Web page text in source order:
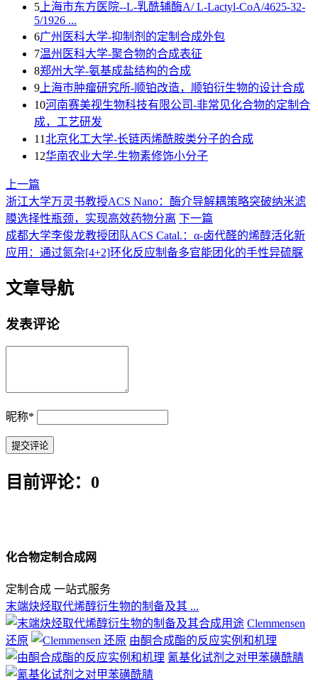
5 上海市东方医院--L-乳酰辅酶A/ L-Lactyl-CoA/4625-32-
5/1926 ...
6广州医科大学-抑制剂的定制合成外包
7温州医科大学-聚合物的合成表征
8郑州大学-氨基成盐结构的合成
9 上海巿肿瘤研究所-顺铂改造，顺铂衍生物的设计合成
10河南赛美视生物科技有限公司-非常见化合物的定制合
成，工艺研发
11北京化工大学-长链丙烯酰胺类分子的合成
12华南农业大学-生物素修饰小分子
上一篇
浙江大学万灵书教授ACS Nano：酶介导解耦策略突破纳米滤
膜选择性瓶颈，实现高效药物分离 下一篇
成都大学李俊龙教授团队ACS Catal.：α-卤代醛的烯醇活化新
应用：通过氮杂[4+2]环化反应制备多官能团化的手性异硫脲
文章导航
发表评论
昵称*
目前评论：0
化合物定制合成网
定制合成 一站式服务
末端炔烃取代烯醇衍生物的制备及其 ...
Clemmensen
还原
由酮合成酯的反应实例和机理
氰基化试剂之对甲苯磺酰腈